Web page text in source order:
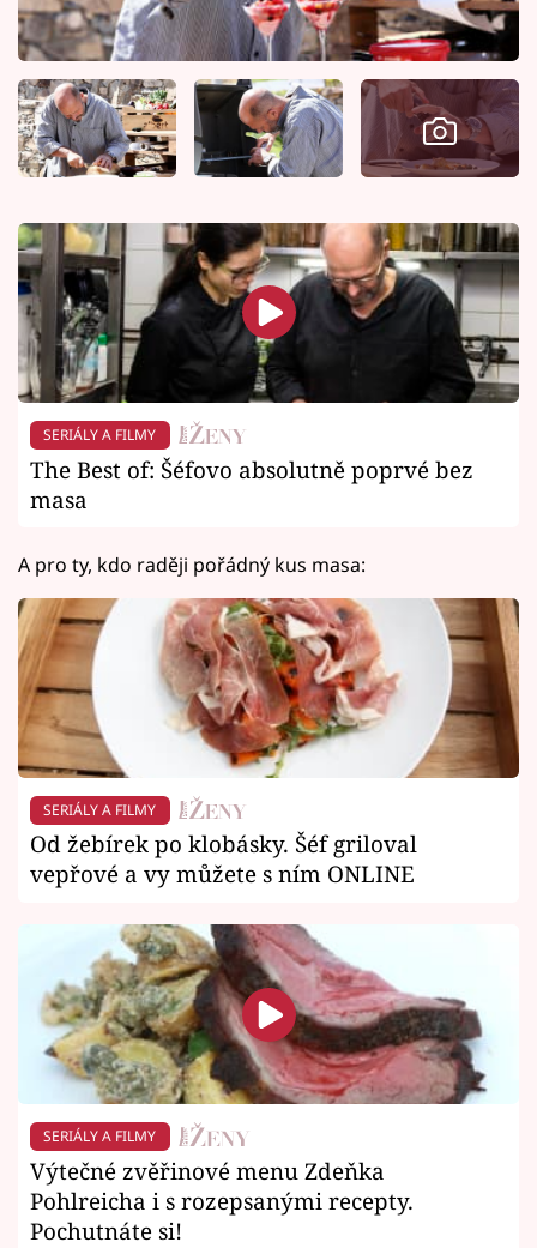
SERIÁLY A FILMY
The Best of: Šéfovo absolutně poprvé bez
masa
A pro ty, kdo raději pořádný kus masa:
SERIÁLY A FILMY
Od žebírek po klobásky. Šéf griloval
vepřové a vy můžete s ním ONLINE
SERIÁLY A FILMY
Výtečné zvěřinové menu Zdeňka
Pohlreicha i s rozepsanými recepty.
Pochutnáte si!